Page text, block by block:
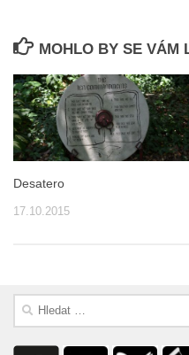
MOHLO BY SE VÁM
Desatero
17.10.2015
Vyhledávání